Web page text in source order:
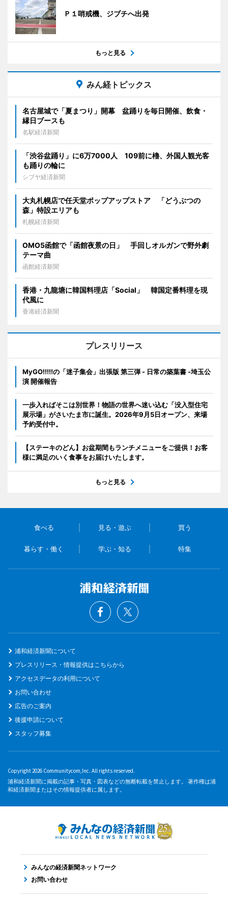
Ｐ１哨戒機、ジブチへ出発
もっと見る
みん経トピックス
名古屋城で「夏まつり」開幕 盆踊りを毎日開催、飲食・
縁日ブースも
名駅経済新聞
「渋谷盆踊り」に6万7000人 109前に櫓、外国人観光客
も踊りの輪に
シブヤ経済新聞
大丸札幌店で任天堂ポップアップストア 「どうぶつの
森」特設エリアも
札幌経済新聞
OMO5函館で「函館夜景の日」 手回しオルガンで野外劇
テーマ曲
函館経済新聞
香港・九龍塘に韓国料理店「Social」 韓国定番料理を現
代風に
香港経済新聞
プレスリリース
MyGO!!!!!の「迷子集会」出張版 第三弾 - 日常の築葉書 -埼玉公
演 開催報告
一歩入ればそこは別世界！物語の世界へ迷い込む「没入型住宅
展示場」がさいたま市に誕生。2026年9月5日オープン、来場
予約受付中。
【ステーキのどん】お盆期間もランチメニューをご提供！お客
様に満足のいく食事をお届けいたします。
もっと見る
食べる 見る・遊ぶ 買う
暮らす・働く 学ぶ・知る 特集
浦和経済新聞について
プレスリリース・情報提供はこちらから
アクセスデータの利用について
お問い合わせ
広告のご案内
後援申請について
スタッフ募集
Copyright 2026 Communitycom,Inc. All rights reserved.
浦和経済新聞に掲載の記事・写真・図表などの無断転載を禁止します。 著作権は浦
和経済新聞またはその情報提供者に属します。
みんなの経済新聞ネットワーク
お問い合わせ